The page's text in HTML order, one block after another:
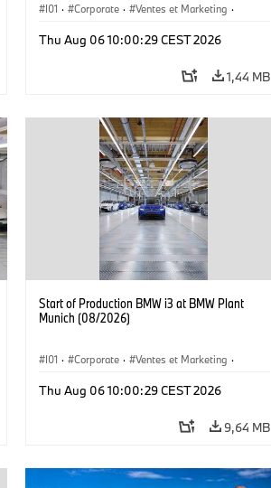
I01 · Corporate · Ventes et Marketing ·
Thu Aug 06 10:00:29 CEST 2026
1,44 MB
Start of Production BMW i3 at BMW Plant
Munich (08/2026)
I01 · Corporate · Ventes et Marketing ·
Thu Aug 06 10:00:29 CEST 2026
9,64 MB